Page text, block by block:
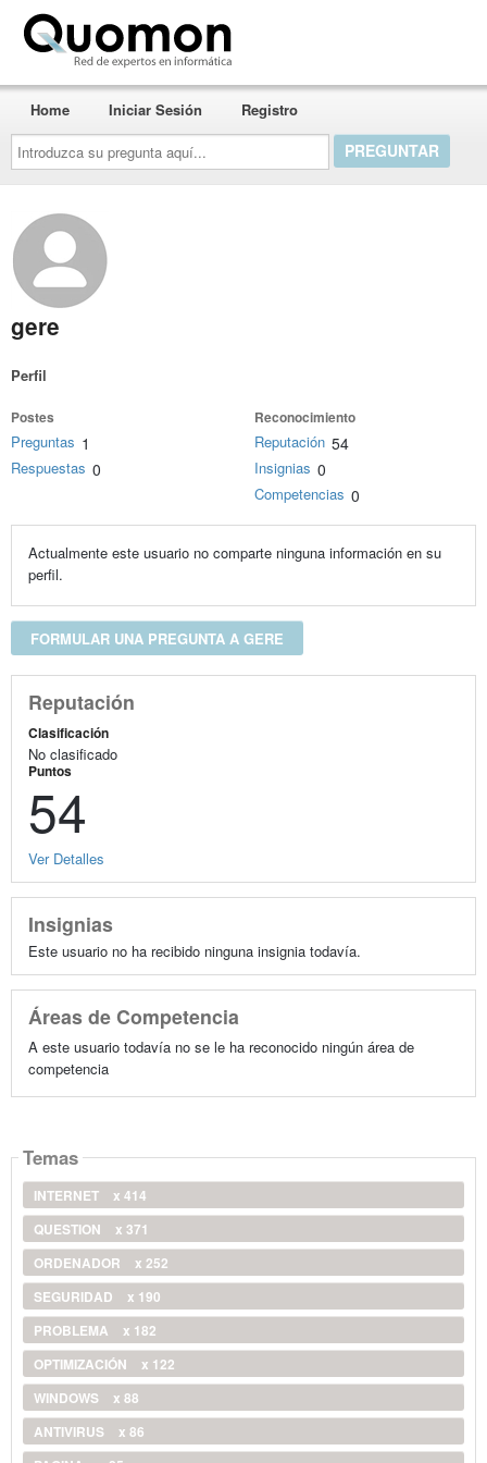
Introduzca
su
pregunta
aquí...
Home Iniciar Sesión Registro
gere
Perfil
Postes
Preguntas 1
Respuestas 0
Reconocimiento
Reputación 54
Insignias 0
Competencias 0
Actualmente este usuario no comparte ninguna información en su
perfil.
FORMULAR UNA PREGUNTA A GERE
Reputación
Clasificación
No clasificado
Puntos
54
Ver Detalles
Insignias
Este usuario no ha recibido ninguna insignia todavía.
Áreas de Competencia
A este usuario todavía no se le ha reconocido ningún área de
competencia
Temas
INTERNET
x 414
QUESTION
x 371
ORDENADOR
x 252
SEGURIDAD
x 190
PROBLEMA
x 182
OPTIMIZACIÓN
x 122
WINDOWS
x 88
ANTIVIRUS
x 86